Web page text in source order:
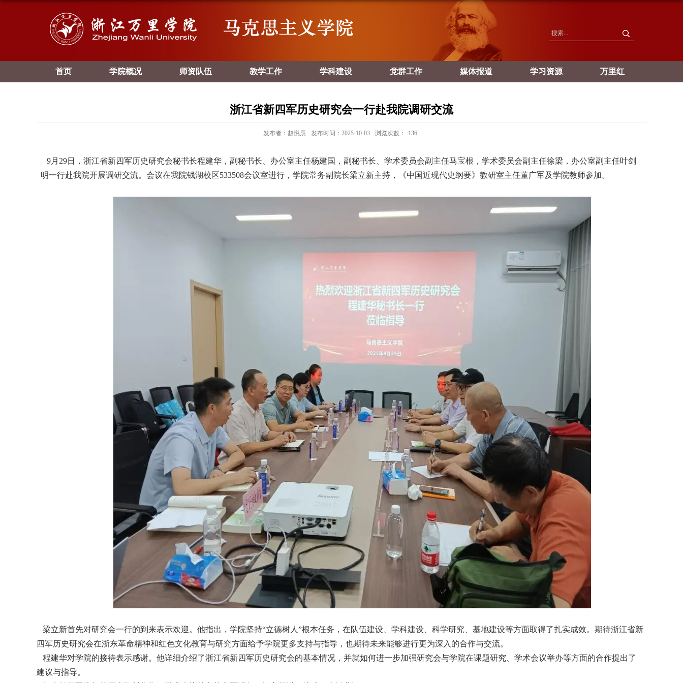
首页 学院概况 师资队伍 教学工作 学科建设 党群工作 媒体报道 学习资源 万里红
浙江省新四军历史研究会一行赴我院调研交流
发布者：赵悦辰 发布时间：2025-10-03 浏览次数： 136
9月 29日，浙江省新四军历史研究会秘书长程建华，副秘书长、办公室主任杨建国，副秘书长、学术委员会副主任马宝根，学术委员会副主任徐梁，办公室副主任叶剑
明一行赴我院开展调研交流。会议在我院钱湖校区533508会议室进行，学院常务副院长梁立新主持，《中国近现代史纲要》教研室主任董广军及学院教师参加。
梁立新首先对研究会一行的到来表示欢迎。他指出，学院坚持“立德树人”根本任务，在队伍建设、学科建设、科学研究、基地建设等方面取得了扎实成效。期待浙江省新
四军历史研究会在浙东革命精神和红色文化教育与研究方面给予学院更多支持与指导，也期待未来能够进行更为深入的合作与交流。
程建华对学院的接待表示感谢。他详细介绍了浙江省新四军历史研究会的基本情况，并就如何进一步加强研究会与学院在课题研究、学术会议举办等方面的合作提出了
建议与指导。